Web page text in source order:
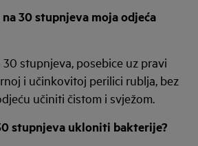
30 stupnjeva moja odjeća
stupnjeva, posebice uz pravi
i učinkovitoj perilici rublja, bez
učiniti čistom i svježom.
stupnjeva ukloniti bakterije?